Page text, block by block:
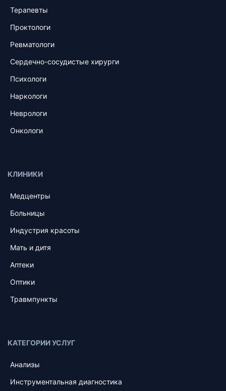
Терапевты
Проктологи
Ревматологи
Сердечно-сосудистые хирурги
Психологи
Наркологи
Неврологи
Онкологи
КЛИНИКИ
Медцентры
Больницы
Индустрия красоты
Мать и дитя
Аптеки
Оптики
Травмпункты
КАТЕГОРИИ УСЛУГ
Анализы
Инструментальная диагностика